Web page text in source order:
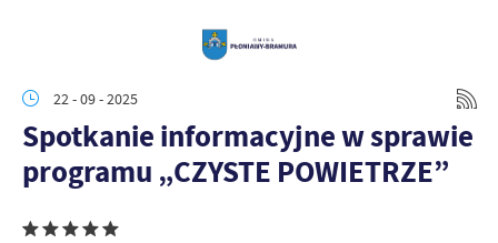
22 - 09 - 2025
Spotkanie informacyjne w sprawie
programu „CZYSTE POWIETRZE”